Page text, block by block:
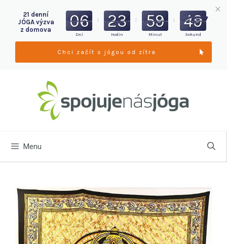
Menu
21 denní
JÓGA výzva
z domova
06
Dní
: 23
Hodin
: 59
Minut
: 47
Sekund
Chci začít s jógou od zítra